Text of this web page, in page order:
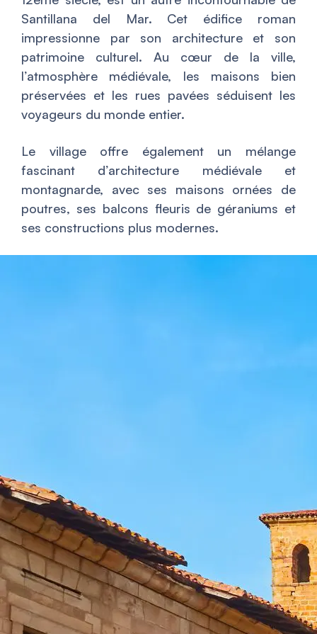
Santillana del Mar. Cet édifice roman
impressionne par son architecture et son
patrimoine culturel. Au cœur de la ville,
l’atmosphère médiévale, les maisons bien
préservées et les rues pavées séduisent les
voyageurs du monde entier.
Le village offre également un mélange
fascinant d’architecture médiévale et
montagnarde, avec ses maisons ornées de
poutres, ses balcons fleuris de géraniums et
ses constructions plus modernes.